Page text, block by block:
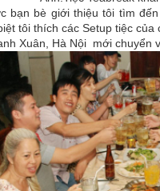
bạn bè giới thiệu tôi tìm
tôi thích các Setup tiệc của
Xuân, Hà Nội mới chuyển